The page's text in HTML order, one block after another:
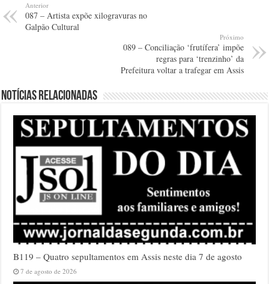
Anterior
087 – Artista expõe xilogravuras no
Galpão Cultural
Próximo
089 – Conciliação ‘frutífera’ impõe
regras para ‘trenzinho’ da
Prefeitura voltar a trafegar em Assis
Notícias relacionadas
B119 – Quatro sepultamentos em Assis neste dia 7 de agosto
7 de agosto de 2026